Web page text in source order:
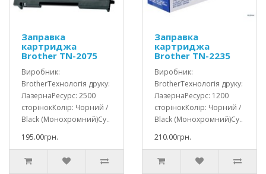
Заправка
картриджа
Brother TN-2075
Виробник:
BrotherТехнологія друку:
ЛазернаРесурс: 2500
сторінокКолір: Чорний /
Black (Монохромний)Су..
195.00грн.
Заправка
картриджа
Brother TN-2235
Виробник:
BrotherТехнологія друку:
ЛазернаРесурс: 1200
сторінокКолір: Чорний /
Black (Монохромний)Су..
210.00грн.